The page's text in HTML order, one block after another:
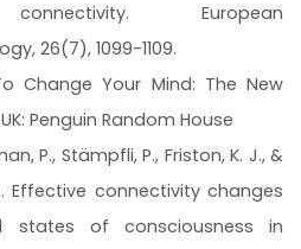
European
26(7), 1099-1109.
Change Your Mind: The New
Penguin Random House
P., Stämpfli, P., Friston, K. J., &
Effective connectivity changes
states of consciousness in